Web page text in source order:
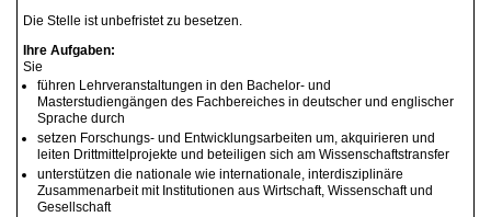
Die Stelle ist unbefristet zu besetzen.
Ihre Aufgaben:
Sie
führen Lehrveranstaltungen in den Bachelor- und
Masterstudiengängen des Fachbereiches in deutscher und englischer
Sprache durch
setzen Forschungs- und Entwicklungsarbeiten um, akquirieren und
leiten Drittmittelprojekte und beteiligen sich am Wissenschaftstransfer
unterstützen die nationale wie internationale, interdisziplinäre
Zusammenarbeit mit Institutionen aus Wirtschaft, Wissenschaft und
Gesellschaft